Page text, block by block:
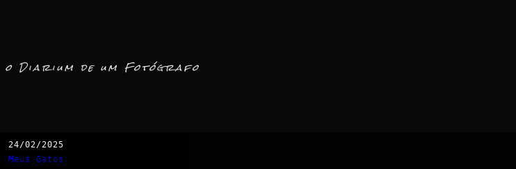
o Diarium de um Fotógrafo
24/02/2025
Meus Gatos